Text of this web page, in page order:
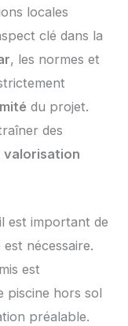
locales
clé dans la
, les normes et
du projet.
des
valorisation
est important de
est nécessaire.
est
piscine hors sol
préalable.